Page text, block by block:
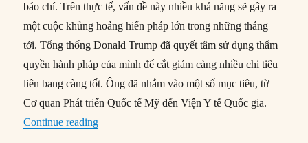
báo chí. Trên thực tế, vấn đề này nhiều khả năng sẽ gây ra
một cuộc khủng hoảng hiến pháp lớn trong những tháng
tới. Tổng thống Donald Trump đã quyết tâm sử dụng thẩm
quyền hành pháp của mình để cắt giảm càng nhiều chi tiêu
liên bang càng tốt. Ông đã nhắm vào một số mục tiêu, từ
Cơ quan Phát triển Quốc tế Mỹ đến Viện Y tế Quốc gia.
Continue reading“Những nguy hiểm khi tổng thống tạm giữ